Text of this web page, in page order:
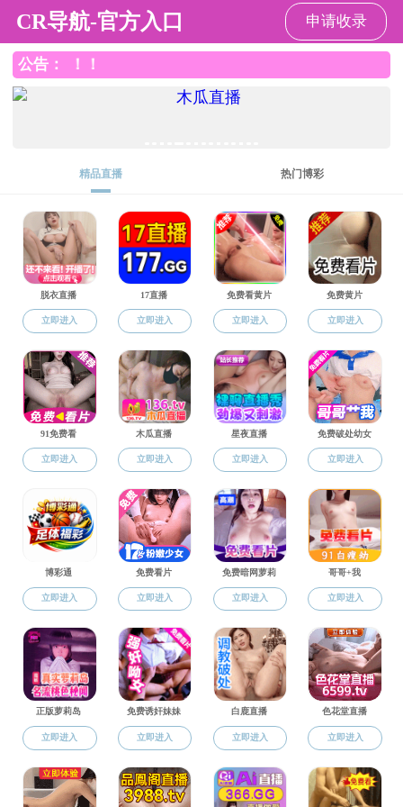
免费直播
科研通知
RESEARCH NOTICE
教学通知
学生事务
科研通知
学术讲座
学术会议
科研通知
免费直播 关于组织开
【转发】关于举办第五
关于2020年度“中国化
免费直播 关于对新引
转发：关于开展2019